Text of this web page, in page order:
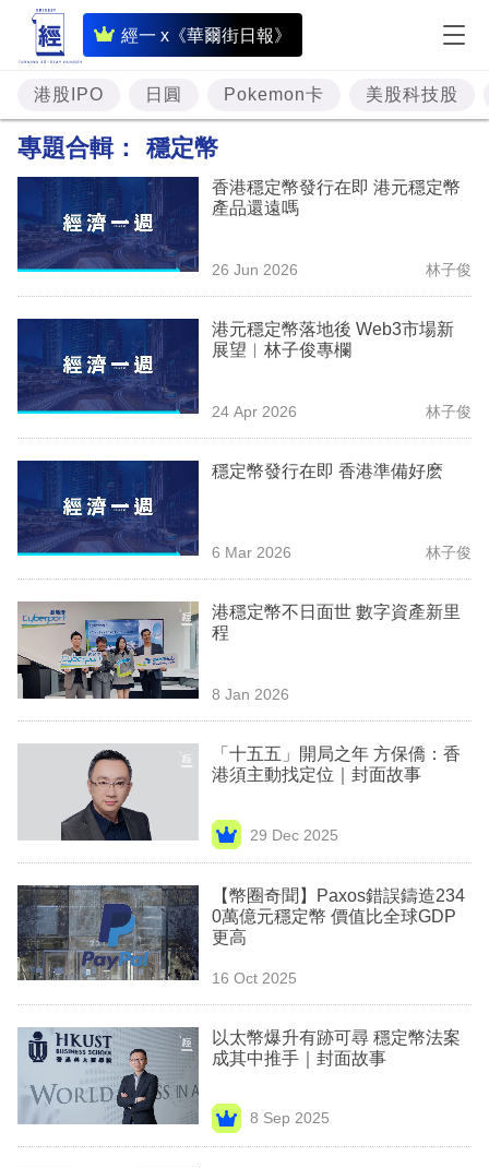
經一 x《華爾街日報》
即
時
財
經
題
投
資
樓
市
理
商
業
科
技
職
場
生
事
欄
訂
閱
區
港股IPO 日圓 Pokemon卡 美股科技股
專題合輯： 穩定幣
香港穩定幣發行在即 港元穩定幣
產品還遠嗎
26 Jun 2026 林子俊
港元穩定幣落地後 Web3市場新
展望︳林子俊專欄
24 Apr 2026 林子俊
穩定幣發行在即 香港準備好麽
6 Mar 2026 林子俊
港穩定幣不日面世 數字資產新里
程
8 Jan 2026
「十五五」開局之年 方保僑：香
港須主動找定位｜封面故事
29 Dec 2025
【幣圈奇聞】Paxos錯誤鑄造234
0萬億元穩定幣 價值比全球GDP
更高
16 Oct 2025
以太幣爆升有跡可尋 穩定幣法案
成其中推手｜封面故事
8 Sep 2025